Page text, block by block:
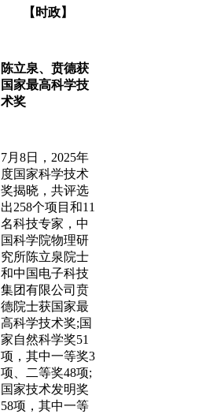
【时政】
陈立泉、贲德获
国家最高科学技
术奖
7月8日，2025年
度国家科学技术
奖揭晓，共评选
出258个项目和11
名科技专家，中
国科学院物理研
究所陈立泉院士
和中国电子科技
集团有限公司贲
德院士获国家最
高科学技术奖;国
家自然科学奖51
项，其中一等奖3
项、二等奖48项;
国家技术发明奖
58项，其中一等